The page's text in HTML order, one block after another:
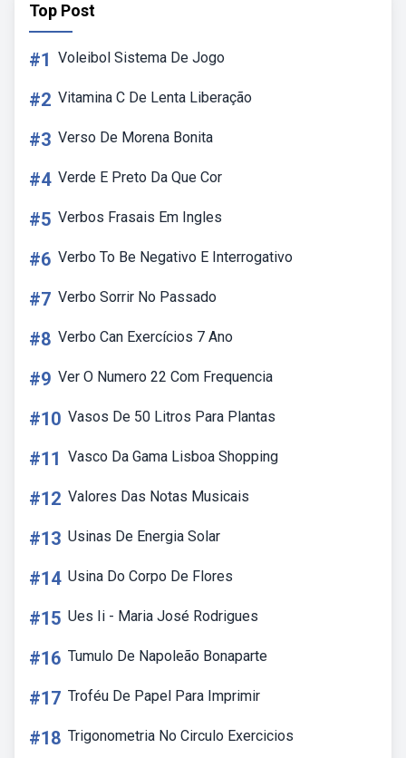
Top Post
#1 Voleibol Sistema De Jogo
#2 Vitamina C De Lenta Liberação
#3 Verso De Morena Bonita
#4 Verde E Preto Da Que Cor
#5 Verbos Frasais Em Ingles
#6 Verbo To Be Negativo E Interrogativo
#7 Verbo Sorrir No Passado
#8 Verbo Can Exercícios 7 Ano
#9 Ver O Numero 22 Com Frequencia
#10 Vasos De 50 Litros Para Plantas
#11 Vasco Da Gama Lisboa Shopping
#12 Valores Das Notas Musicais
#13 Usinas De Energia Solar
#14 Usina Do Corpo De Flores
#15 Ues Ii - Maria José Rodrigues
#16 Tumulo De Napoleão Bonaparte
#17 Troféu De Papel Para Imprimir
#18 Trigonometria No Circulo Exercicios